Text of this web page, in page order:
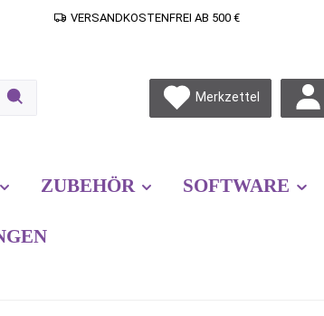
VERSANDKOSTENFREI AB 500 €
Merkzettel
ZUBEHÖR SOFTWARE